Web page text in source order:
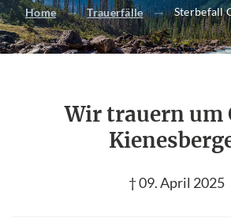
Home Trauerfälle Sterbefall
Wir trauern um
† 09. April 2025